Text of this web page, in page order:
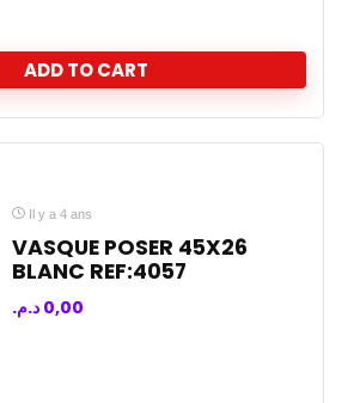
ADD TO CART
Il y a 4 ans
VASQUE POSER 45X26
BLANC REF:4057
0,00 د.م.